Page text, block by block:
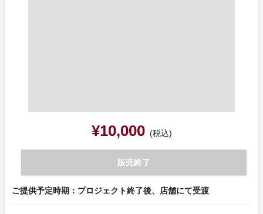
¥10,000 (税込)
販売終了
ご提供予定時期：プロジェクト終了後、店舗にて受渡